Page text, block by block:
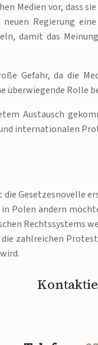
Medien vor, dass
Regierung
damit das
Gefahr, da die
überwiegende Rolle
Austausch
internationalen
die Gesetzesnovelle
Polen ändern
Rechtssystems
zahlreichen